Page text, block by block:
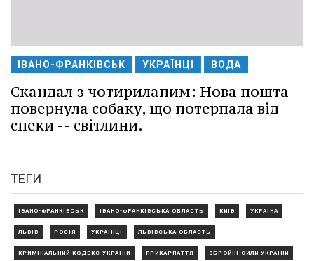
ІВАНО-ФРАНКІВСЬК УКРАЇНЦІ ВОДА
Скандал з чотирилапим: Нова пошта
повернула собаку, що потерпала від
спеки -- світлини.
ТЕГИ
ІВАНО-ФРАНКІВСЬК ІВАНО-ФРАНКІВСЬКА ОБЛАСТЬ КИЇВ УКРАЇНА
ЛЬВІВ РОСІЯ УКРАЇНЦІ ЛЬВІВСЬКА ОБЛАСТЬ
КРИМІНАЛЬНИЙ КОДЕКС УКРАЇНИ ПРИКАРПАТТЯ ЗБРОЙНІ СИЛИ УКРАЇНИ